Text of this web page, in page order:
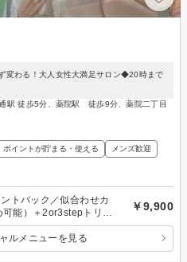
変わる！大人女性大満足サロン◆20時まで
駅 徒歩5分、薬院駅 徒歩9分、薬院二丁目
ポイントが貯まる・使える メンズ歓迎
トバック／似合わせカ
可能）＋2or3stepトリー
￥9,900
ルメニューを見る